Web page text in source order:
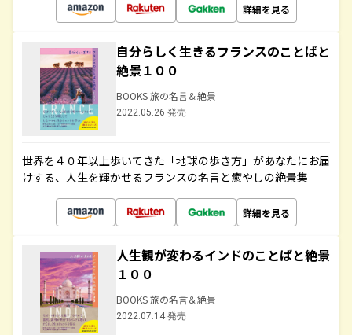
詳細を見る
自分らしく生きるフランスのことばと
絶景１００
BOOKS 旅の名言＆絶景
2022.05.26 発売
世界を４０年以上歩いてきた「地球の歩き方」があなたにお届
けする、人生を輝かせるフランスの名言と癒やしの絶景集
詳細を見る
人生観が変わるインドのことばと絶景
１００
BOOKS 旅の名言＆絶景
2022.07.14 発売